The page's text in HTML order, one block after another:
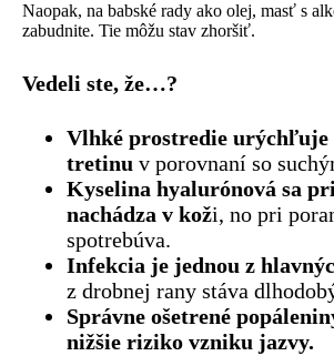
Naopak, na babské rady ako olej, masť s
zabudnite. Tie môžu stav zhoršiť.
Vedeli ste, že…?
Vlhké prostredie urýchľuje
tretinu v porovnaní so
Kyselina hyalurónová sa
nachádza v koži, no pri
spotrebúva.
Infekcia je jednou z
z drobnej rany stáva
Správne ošetrené
nižšie riziko vzniku jazvy.